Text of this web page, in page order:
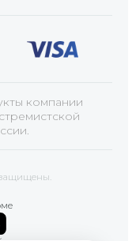
компании
защищены.